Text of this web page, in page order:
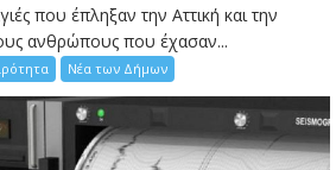
που έπληξαν την Αττική και την
ανθρώπους που έχασαν...
Νέα των Δήμων